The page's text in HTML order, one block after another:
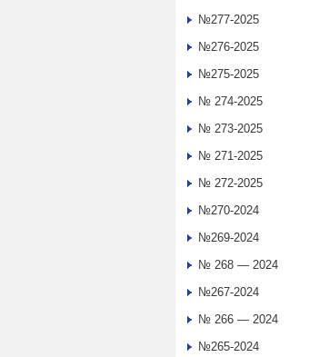
№277-2025
№276-2025
№275-2025
№ 274-2025
№ 273-2025
№ 271-2025
№ 272-2025
№270-2024
№269-2024
№ 268 — 2024
№267-2024
№ 266 — 2024
№265-2024